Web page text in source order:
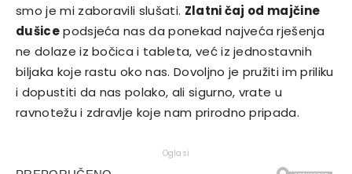
smo je mi zaboravili slušati. Zlatni čaj od majčine
dušicepodsjeća nas da ponekad najveća rješenja
ne dolaze iz bočica i tableta, već iz jednostavnih
biljaka koje rastu oko nas. Dovoljno je pružiti im priliku
i dopustiti da nas polako, ali sigurno, vrate u
ravnotežu i zdravlje koje nam prirodno pripada.
Oglasi